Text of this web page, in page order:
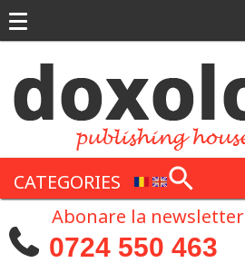
CATEGORIES
Abonare la newsletter
0724 550 463